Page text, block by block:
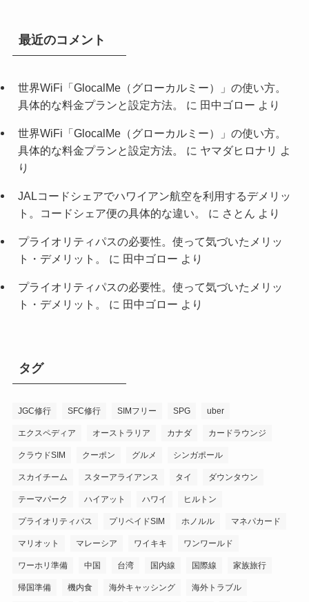
最近のコメント
世界WiFi「GlocalMe（グローカルミー）」の使い方。
具体的な料金プランと設定方法。
に 田中ゴロー より
世界WiFi「GlocalMe（グローカルミー）」の使い方。
具体的な料金プランと設定方法。
に ヤマダヒロナリ よ
り
JALコードシェアでハワイアン航空を利用するデメリッ
ト。コードシェア便の具体的な違い。
に さとん より
プライオリティパスの必要性。使って気づいたメリッ
ト・デメリット。
に 田中ゴロー より
プライオリティパスの必要性。使って気づいたメリッ
ト・デメリット。
に 田中ゴロー より
タグ
JGC修行 SFC修行 SIMフリー SPG uber
エクスペディア オーストラリア カナダ カードラウンジ
クラウドSIM クーポン グルメ シンガポール
スカイチーム スターアライアンス タイ ダウンタウン
テーマパーク ハイアット ハワイ ヒルトン
プライオリティパス プリペイドSIM ホノルル マネパカード
マリオット マレーシア ワイキキ ワンワールド
ワーホリ準備 中国 台湾 国内線 国際線 家族旅行
帰国準備 機内食 海外キャッシング 海外トラブル